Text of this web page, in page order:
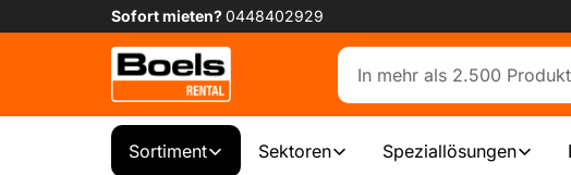
Sofort mieten?0448402929
Sortiment Sektoren Speziallösungen